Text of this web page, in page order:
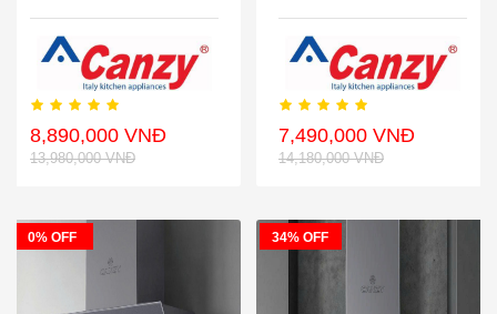
8,890,000 VNĐ
13,980,000 VNĐ
7,490,000 VNĐ
14,180,000 VNĐ
0% OFF 34% OFF